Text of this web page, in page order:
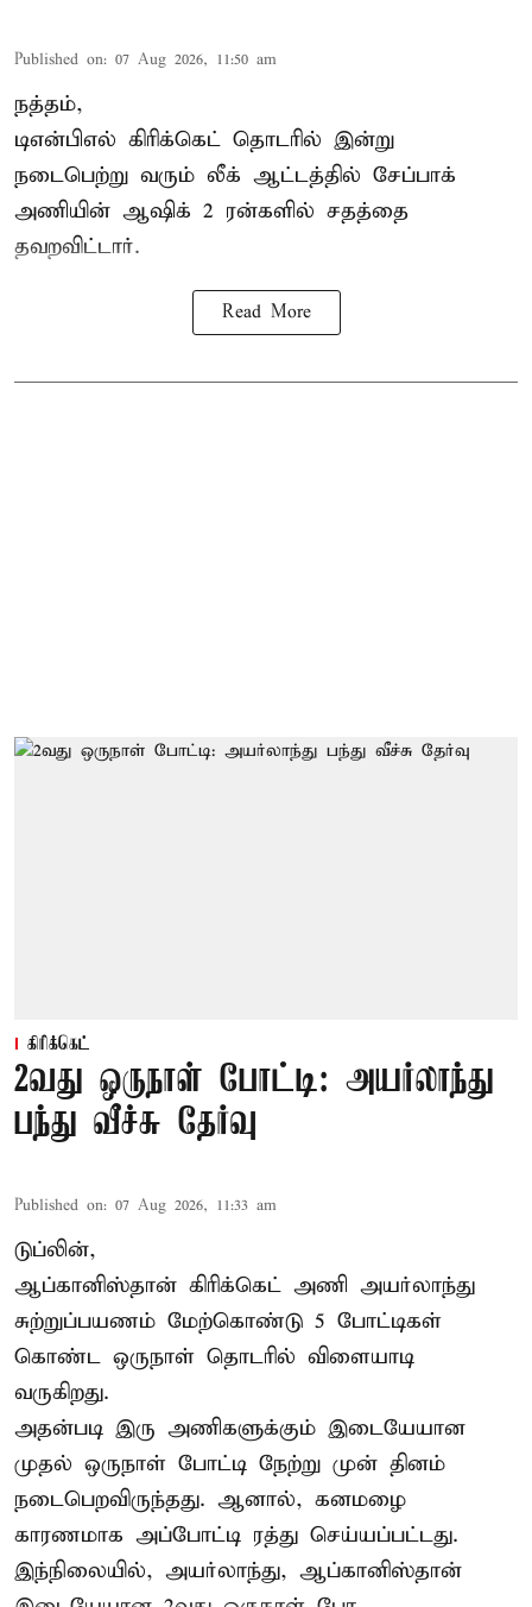
Published on: 07 Aug 2026, 11:50 am
நத்தம்,
டிஎன்பிஎல் கிரிக்கெட் தொடரில் இன்று
நடைபெற்று வரும் லீக் ஆட்டத்தில் சேப்பாக்
அணியின் ஆஷிக் 2 ரன்களில் சதத்தை
தவறவிட்டார்.
Read More
கிரிக்கெட்
2வது ஒருநாள் போட்டி: அயர்லாந்து
பந்து வீச்சு தேர்வு
Published on: 07 Aug 2026, 11:33 am
டுப்லின்,
ஆப்கானிஸ்தான் கிரிக்கெட் அணி அயர்லாந்து
சுற்றுப்பயணம் மேற்கொண்டு 5 போட்டிகள்
கொண்ட ஒருநாள் தொடரில் விளையாடி
வருகிறது.
அதன்படி இரு அணிகளுக்கும் இடையேயான
முதல் ஒருநாள் போட்டி நேற்று முன் தினம்
நடைபெறவிருந்தது. ஆனால், கனமழை
காரணமாக அப்போட்டி ரத்து செய்யப்பட்டது.
இந்நிலையில், அயர்லாந்து, ஆப்கானிஸ்தான்